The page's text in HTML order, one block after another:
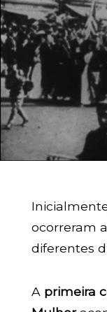
ocorreram
diferentes
A primeira